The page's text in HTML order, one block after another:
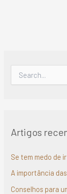
e
f
r
Artigos
Se tem medo de
A importância
Conselhos para